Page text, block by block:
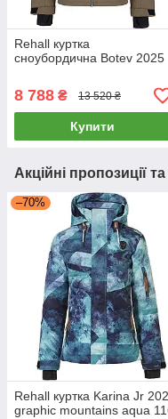
Rehall куртка
сноубордична Botev 2025
8 788 ₴ 13 520 ₴
Купити
Акційні пропозиції
–70%
Rehall куртка Karina Jr
graphic mountains aqua